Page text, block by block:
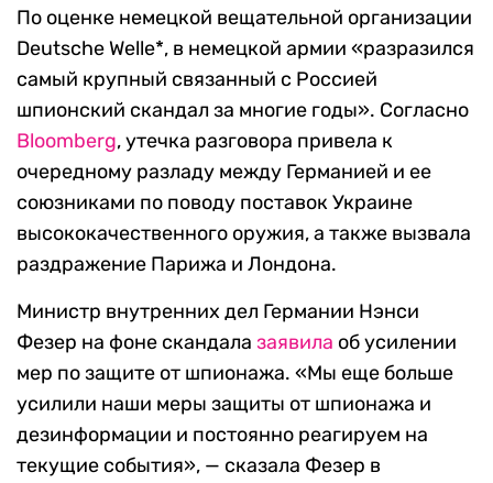
По оценке немецкой вещательной организации
Deutsche Welle*, в немецкой армии «разразился
самый крупный связанный с Россией
шпионский скандал за многие годы». Согласно
Bloomberg, утечка разговора привела к
очередному разладу между Германией и ее
союзниками по поводу поставок Украине
высококачественного оружия, а также вызвала
раздражение Парижа и Лондона.
Министр внутренних дел Германии Нэнси
Фезер на фоне скандала заявила об усилении
мер по защите от шпионажа. «Мы еще больше
усилили наши меры защиты от шпионажа и
дезинформации и постоянно реагируем на
текущие события», — сказала Фезер в